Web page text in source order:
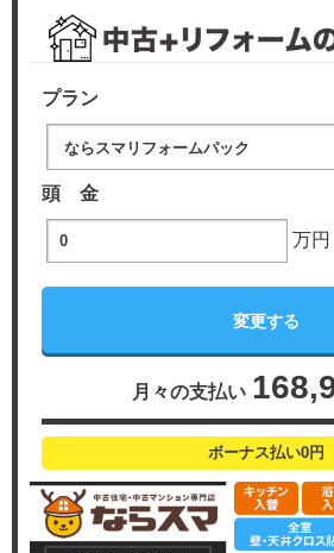
プラン
頭 金
万円
月々の支払い
ボーナス払い0円